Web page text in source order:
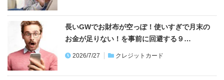
長いGWでお財布が空っぽ！使いすぎで月末の
お金が足りない！を事前に回避する９…
2026/7/27 クレジットカード